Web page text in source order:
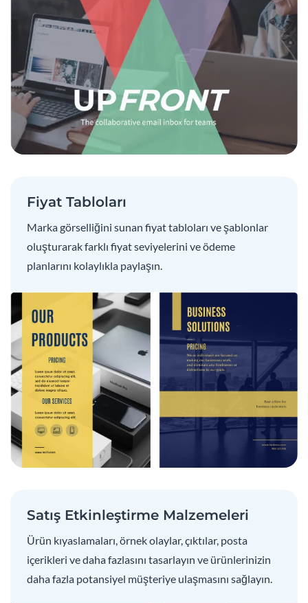
Fiyat Tabloları
Marka görselliğini sunan fiyat tabloları ve şablonlar
oluşturarak farklı fiyat seviyelerini ve ödeme
planlarını kolaylıkla paylaşın.
Satış Etkinleştirme Malzemeleri
Ürün kıyaslamaları, örnek olaylar, çıktılar, posta
içerikleri ve daha fazlasını tasarlayın ve ürünlerinizin
daha fazla potansiyel müşteriye ulaşmasını sağlayın.